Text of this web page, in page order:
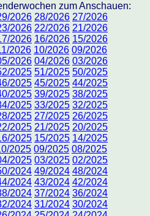
zum Anschauen:
2026 28/2026 27/2026
2026 22/2026 21/2026
2026 16/2026 15/2026
2026 10/2026 09/2026
2026 04/2026 03/2026
2025 51/2025 50/2025
2025 45/2025 44/2025
2025 39/2025 38/2025
2025 33/2025 32/2025
2025 27/2025 26/2025
2025 21/2025 20/2025
2025 15/2025 14/2025
2025 09/2025 08/2025
2025 03/2025 02/2025
2024 49/2024 48/2024
2024 43/2024 42/2024
2024 37/2024 36/2024
2024 31/2024 30/2024